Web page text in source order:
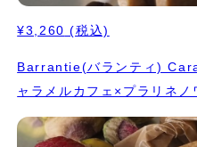
¥3,260 (税込)
Barrantie(バランティ)
ャラメルカフェ×プラリネノ